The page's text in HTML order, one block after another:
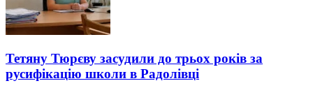
Тетяну Тюрєву засудили до трьох років за
русифікацію школи в Радолівці